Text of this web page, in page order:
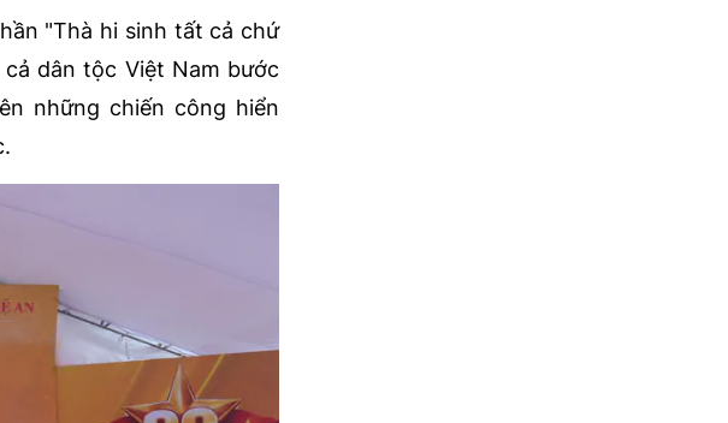
"Thà hi sinh tất cả chứ
dân tộc Việt Nam bước
những chiến công hiển